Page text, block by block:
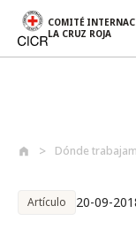
COMITÉ
LA CRUZ ROJA
Dónde
Artículo 20-09-